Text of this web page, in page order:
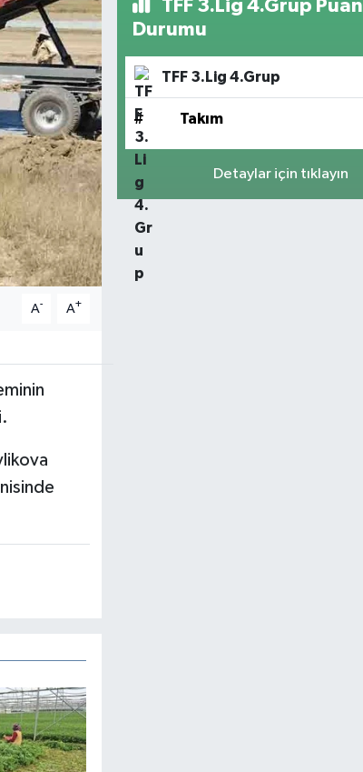
A- A+
TFF 3.Lig 4.Grup Puan
Durumu
TFF 3.Lig 4.Grup
# Takım
Detaylar için tıklayın